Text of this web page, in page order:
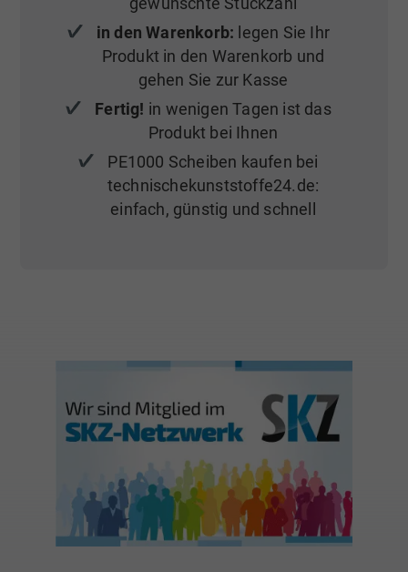
in den Warenkorb: legen Sie Ihr
Produkt in den Warenkorb und
gehen Sie zur Kasse
Fertig! in wenigen Tagen ist das
Produkt bei Ihnen
PE1000 Scheiben kaufen bei
technischekunststoffe24.de:
einfach, günstig und schnell